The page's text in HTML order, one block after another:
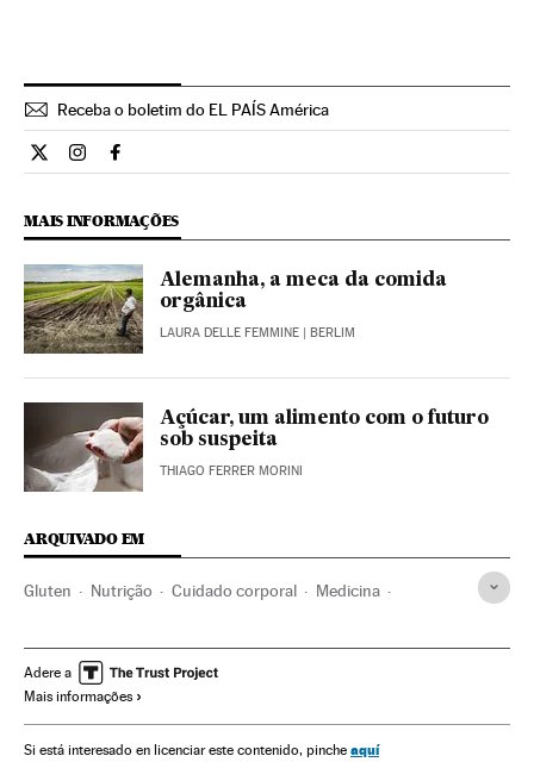
Receba o boletim do EL PAÍS América
Ciencia El País Brasil en Twitter
Ciencia El País Brasil en Instagram
Ciencia El País Brasil en Facebook
MAIS INFORMAÇÕES
Alemanha, a meca da comida
orgânica
LAURA DELLE FEMMINE | BERLIM
Açúcar, um alimento com o futuro
sob suspeita
THIAGO FERRER MORINI
ARQUIVADO EM
Gluten Nutrição Cuidado corporal Medicina
Adere a
Mais informações
Si está interesado en licenciar este contenido, pinche aquí